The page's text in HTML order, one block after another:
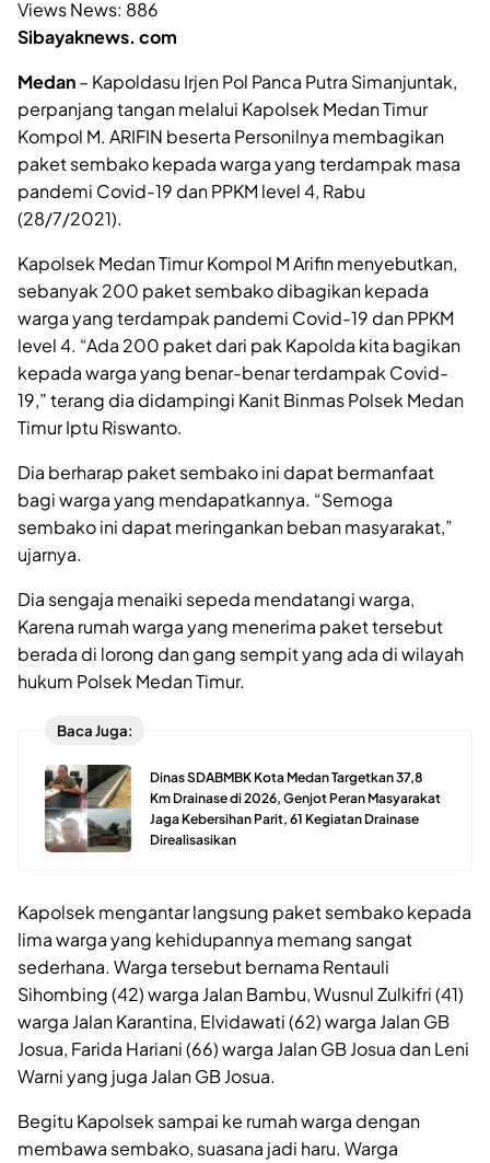
Views News: 886
Sibayaknews. com
Medan– Kapoldasu Irjen Pol Panca Putra Simanjuntak,
perpanjang tangan melalui Kapolsek Medan Timur
Kompol M. ARIFIN beserta Personilnya membagikan
paket sembako kepada warga yang terdampak masa
pandemi Covid-19 dan PPKM level 4, Rabu
(28/7/2021).
Kapolsek Medan Timur Kompol M Arifin menyebutkan,
sebanyak 200 paket sembako dibagikan kepada
warga yang terdampak pandemi Covid-19 dan PPKM
level 4. “Ada 200 paket dari pak Kapolda kita bagikan
kepada warga yang benar-benar terdampak Covid-
19,” terang dia didampingi Kanit Binmas Polsek Medan
Timur Iptu Riswanto.
Dia berharap paket sembako ini dapat bermanfaat
bagi warga yang mendapatkannya. “Semoga
sembako ini dapat meringankan beban masyarakat,”
ujarnya.
Dia sengaja menaiki sepeda mendatangi warga,
Karena rumah warga yang menerima paket tersebut
berada di lorong dan gang sempit yang ada di wilayah
hukum Polsek Medan Timur.
Baca Juga:
Dinas SDABMBK Kota Medan Targetkan 37,8
Km Drainase di 2026, Genjot Peran Masyarakat
Jaga Kebersihan Parit, 61 Kegiatan Drainase
Direalisasikan
Kapolsek mengantar langsung paket sembako kepada
lima warga yang kehidupannya memang sangat
sederhana. Warga tersebut bernama Rentauli
Sihombing (42) warga Jalan Bambu, Wusnul Zulkifri (41)
warga Jalan Karantina, Elvidawati (62) warga Jalan GB
Josua, Farida Hariani (66) warga Jalan GB Josua dan Leni
Warni yang juga Jalan GB Josua.
Begitu Kapolsek sampai ke rumah warga dengan
membawa sembako, suasana jadi haru. Warga